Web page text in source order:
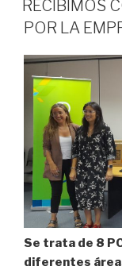
RECIBIMOS
POR LA
Se trata de 8
diferentes